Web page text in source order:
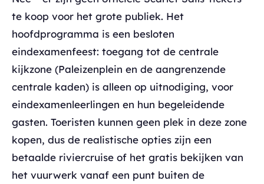
te koop voor het grote publiek. Het
hoofdprogramma is een besloten
eindexamenfeest: toegang tot de centrale
kijkzone (Paleizenplein en de aangrenzende
centrale kaden) is alleen op uitnodiging, voor
eindexamenleerlingen en hun begeleidende
gasten. Toeristen kunnen geen plek in deze zone
kopen, dus de realistische opties zijn een
betaalde riviercruise of het gratis bekijken van
het vuurwerk vanaf een punt buiten de